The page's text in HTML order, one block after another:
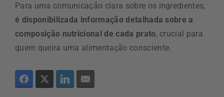
Para uma comunicação clara sobre os ingredientes,
é disponibilizada informação detalhada sobre a
composição nutricional de cada prato, crucial para
quem queira uma alimentação consciente.